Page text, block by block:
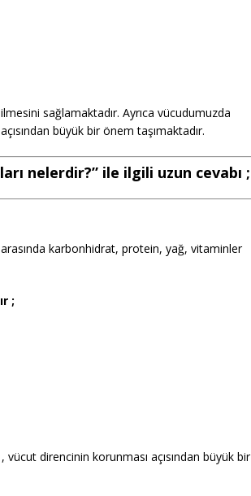
sağlamaktadır. Ayrıca vücudumuzda
büyük bir önem taşımaktadır.
nelerdir?” ile ilgili uzun cevabı ;
karbonhidrat, protein, yağ, vitaminler
;
direncinin korunması açısından büyük bir